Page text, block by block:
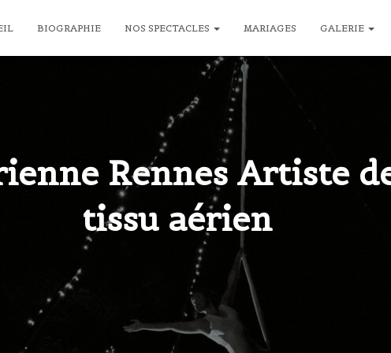
BIOGRAPHIE NOS SPECTACLES MARIAGES GALERIE
Rennes Artiste
tissu aérien